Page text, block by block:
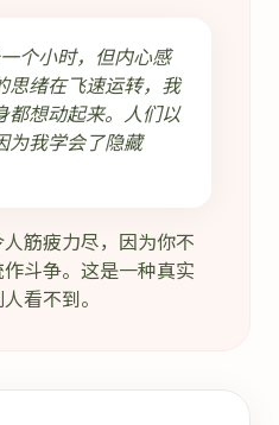
个小时，但内心感
思绪在飞速运转，我
都想动起来。人们以
为我学会了隐藏
筋疲力尽，因为你不
斗争。这是一种真实
看不到。